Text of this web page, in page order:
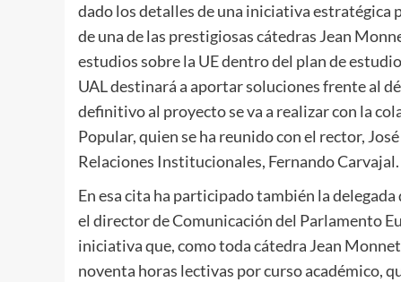
dado los detalles de una iniciativa
de una de las prestigiosas cátedras Jean
estudios sobre la UE dentro del plan de
UAL destinará a aportar soluciones frente al
definitivo al proyecto se va a realizar con la
Popular, quien se ha reunido con el rector,
Relaciones Institucionales, Fernando Carvajal.
En esa cita ha participado también la
el director de Comunicación del Parlamento
iniciativa que, como toda cátedra Jean
noventa horas lectivas por curso académico,